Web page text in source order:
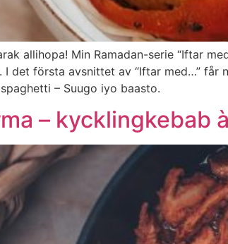
allihopa! Min Ramadan-serie “Iftar
I det första avsnittet av “Iftar med…” får
– Suugo iyo baasto.
– kycklingkebab